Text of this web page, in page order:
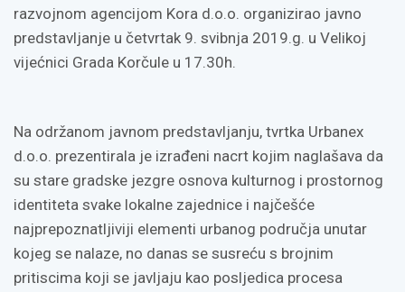
razvojnom agencijom Kora d.o.o. organizirao javno
predstavljanje u četvrtak 9. svibnja 2019.g. u Velikoj
vijećnici Grada Korčule u 17.30h.
Na održanom javnom predstavljanju, tvrtka Urbanex
d.o.o. prezentirala je izrađeni nacrt kojim naglašava da
su stare gradske jezgre osnova kulturnog i prostornog
identiteta svake lokalne zajednice i najčešće
najprepoznatljiviji elementi urbanog područja unutar
kojeg se nalaze, no danas se susreću s brojnim
pritiscima koji se javljaju kao posljedica procesa